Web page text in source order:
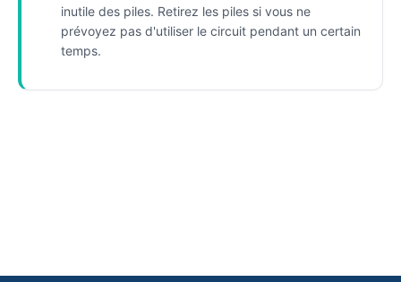
inutile des piles. Retirez les piles si vous ne
prévoyez pas d'utiliser le circuit pendant un certain
temps.